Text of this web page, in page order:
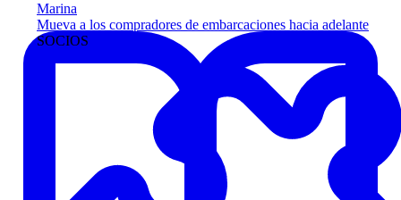
Marina
Mueva a los compradores de embarcaciones hacia adelante
SOCIOS